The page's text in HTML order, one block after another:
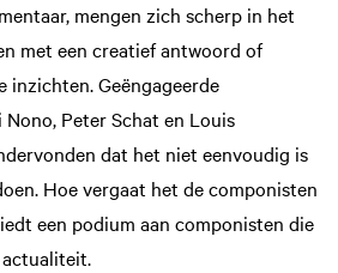
mengen zich scherp in het
met een creatief antwoord of
inzichten. Geëngageerde
Peter Schat en Louis
dat het niet eenvoudig is
Hoe vergaat het de componisten
een podium aan componisten die
Zoom